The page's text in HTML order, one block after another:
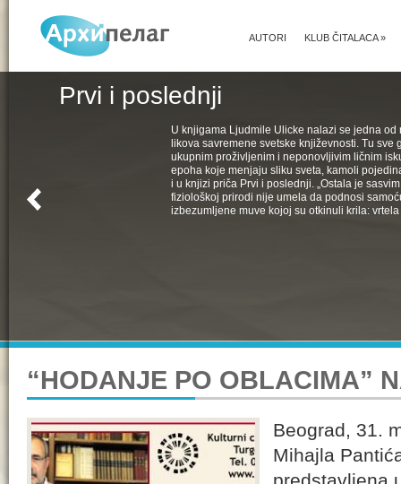
KLUB ČITALACA»
AUTORI
Prvi i poslednji
U knjigama Ljudmile Ulicke nalazi se jedna
likova savremene svetske književnosti. Tu sve
ukupnim proživljenim i neponovljivim ličnim
epoha koje menjaju sliku sveta, kamoli
i u knjizi priča Prvi i poslednji. „Ostala je
fiziološkoj prirodi nije umela da podnosi
izbezumljene muve kojoj su otkinuli krila:
“HODANJE PO OBLACIMA”
Beograd, 31.
Mihajla